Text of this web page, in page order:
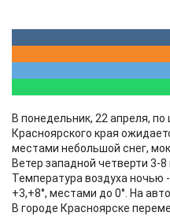
В понедельник, 22 апреля,
Красноярского края
местами небольшой снег,
Ветер западной четверти 3-
Температура воздуха ночью
+3,+8°, местами до 0°. На
В городе Красноярске